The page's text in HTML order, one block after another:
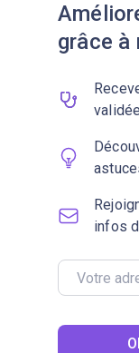
grâce à
infos